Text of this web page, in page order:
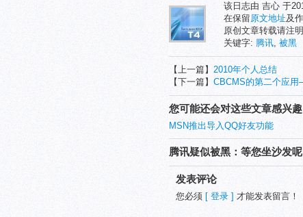
该日志由 吉心 于
在保留原文地址及
原创文章转载请注
关键字: 腾讯, 被黑
【上一篇】 2010年个人总结
【下一篇】 CBCMS的第二个应用
您可能还会对这些文章感兴趣
MSN推出导入QQ好友功能
腾讯疑似被黑：等您坐沙发呢
发表评论
您必须 [ 登录 ] 才能发表留言！